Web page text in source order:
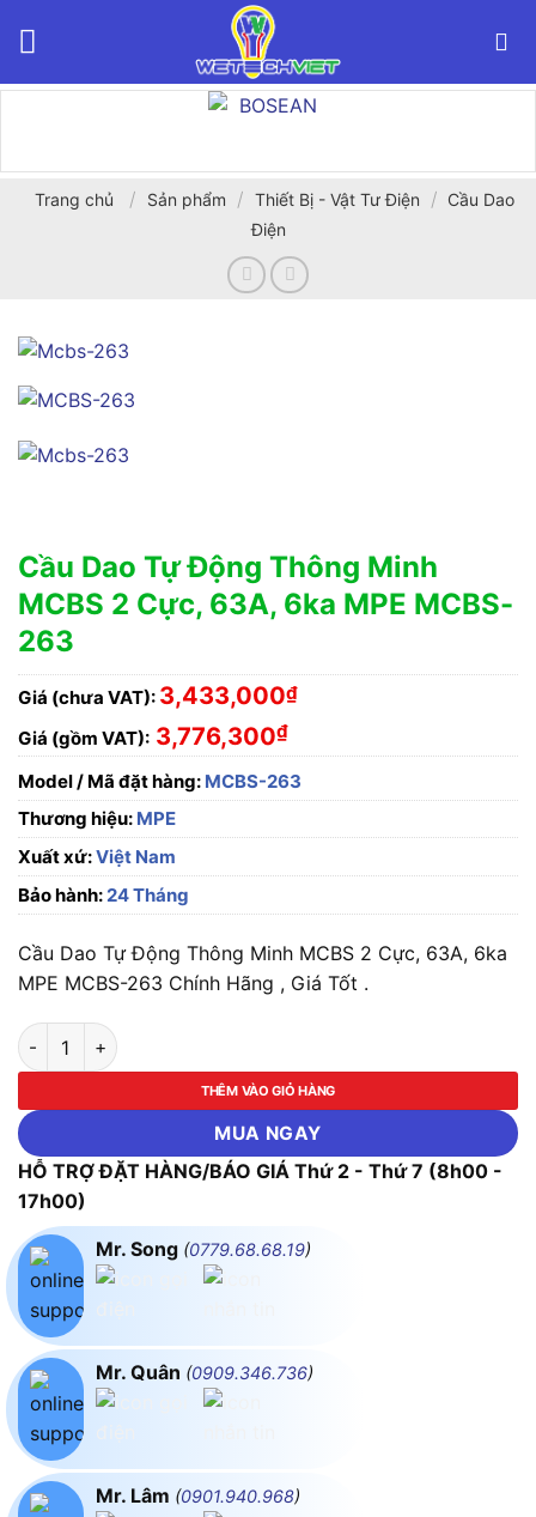
Trang chủ / Sản phẩm / Thiết Bị - Vật Tư Điện / Cầu Dao
Điện
Cầu Dao Tự Động Thông Minh
MCBS 2 Cực, 63A, 6ka MPE MCBS-
263
Giá (chưa VAT): 3,433,000₫
Giá (gồm VAT): 3,776,300₫
Model / Mã đặt hàng: MCBS-263
Thương hiệu: MPE
Xuất xứ:Việt Nam
Bảo hành: 24 Tháng
Cầu Dao Tự Động Thông Minh MCBS 2 Cực, 63A, 6ka
MPE MCBS-263 Chính Hãng , Giá Tốt .
Cầu Dao Tự Động Thông Minh MCBS 2 Cực, 63A, 6ka MPE
THÊM VÀO GIỎ HÀNG
MUA NGAY
HỖ TRỢ ĐẶT HÀNG/BÁO GIÁ Thứ 2 - Thứ 7 (8h00 -
17h00)
Mr. Song (0779.68.68.19)
Mr. Quân (0909.346.736)
Mr. Lâm (0901.940.968)